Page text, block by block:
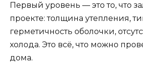
Первый уровень — это то, что
проекте: толщина утепления,
герметичность оболочки,
холода. Это всё, что можно
дома.